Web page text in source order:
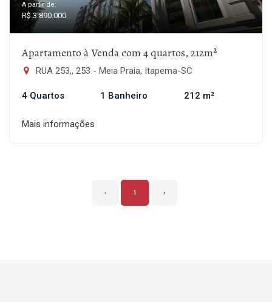
A partir de:
R$ 3.890.000
Apartamento à Venda com 4 quartos, 212m²
RUA 253,, 253 - Meia Praia, Itapema-SC
4 Quartos 1 Banheiro 212 m²
Mais informações
‹ 1 ›